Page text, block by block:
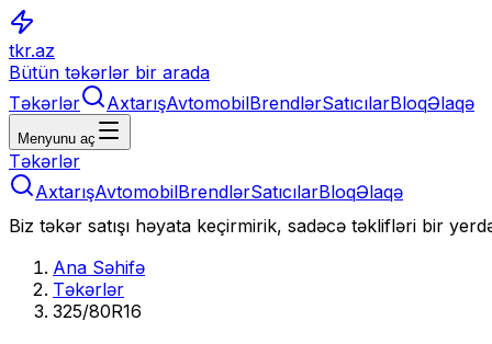
tkr.az
Bütün təkərlər bir arada
Təkərlər
AxtarışAvtomobilBrendlərSatıcılarBloqƏlaqə
Menyunu aç
Təkərlər
AxtarışAvtomobilBrendlərSatıcılarBloqƏlaqə
Biz təkər satışı həyata keçirmirik, sadəcə təklifləri bir
Ana Səhifə
Təkərlər
325/80R16